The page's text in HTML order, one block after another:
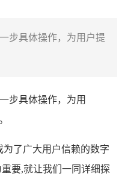
步具体操作，为用户提
步具体操作，为用
了广大用户信赖的数字
要,就让我们一同详细探